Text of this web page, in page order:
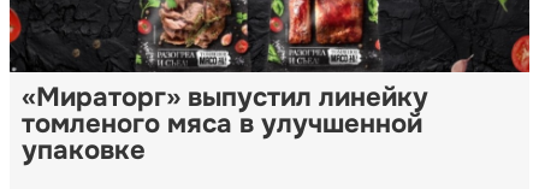
«Мираторг» выпустил линейку
томленого мяса в улучшенной
упаковке